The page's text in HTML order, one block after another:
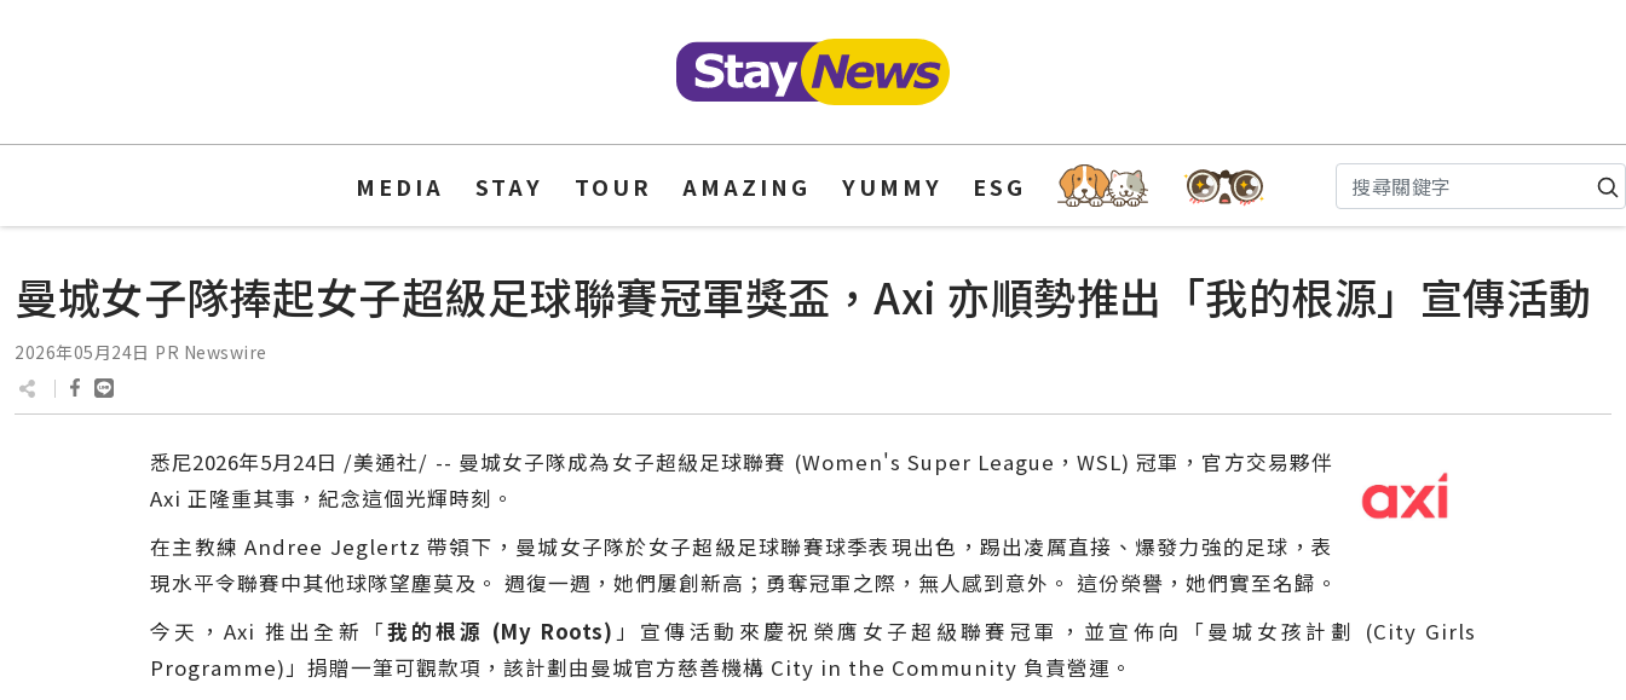
MEDIA STAY TOUR AMAZING YUMMY ESG
曼城女子隊捧起女子超級足球聯賽冠軍獎盃，Axi 亦順勢推出「我的根源」宣傳活動
2026年05月24日 PR Newswire
悉尼2026年5月24日 /美通社/ -- 曼城女子隊成為女子超級足球聯賽 (Women's Super League，WSL) 冠軍，官方交易夥伴
Axi 正隆重其事，紀念這個光輝時刻。
在主教練 Andree Jeglertz 帶領下，曼城女子隊於女子超級足球聯賽球季表現出色，踢出凌厲直接、爆發力強的足球，表
現水平令聯賽中其他球隊望塵莫及。 週復一週，她們屢創新高；勇奪冠軍之際，無人感到意外。 這份榮譽，她們實至名歸。
今天，Axi 推出全新「我的根源 (My Roots) 」宣傳活動來慶祝榮膺女子超級聯賽冠軍，並宣佈向「曼城女孩計劃 (City Girls
Programme)」捐贈一筆可觀款項，該計劃由曼城官方慈善機構 City in the Community 負責營運。